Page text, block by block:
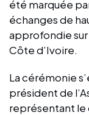
été marquée
échanges de
approfondie
Côte d’Ivoire.
La cérémonie
président de
représentant le